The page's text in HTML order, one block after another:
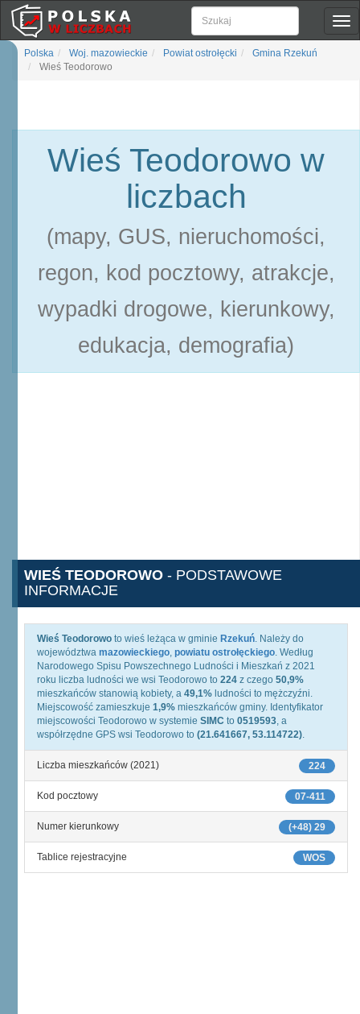
Polska Woj. mazowieckie Powiat ostrołęcki
Gmina Rzekuń
Wieś Teodorowo
Wieś Teodorowo w
liczbach
(mapy, GUS, nieruchomości,
regon, kod pocztowy, atrakcje,
wypadki drogowe, kierunkowy,
edukacja, demografia)
WIEŚ TEODOROWO - PODSTAWOWE
INFORMACJE
Wieś Teodorowo to wieś leżąca w gminie Rzekuń. Należy do
województwa mazowieckiego, powiatu ostrołęckiego. Według
Narodowego Spisu Powszechnego Ludności i Mieszkań z 2021
roku liczba ludności we wsi Teodorowo to 224 z czego 50,9%
mieszkańców stanowią kobiety, a 49,1% ludności to mężczyźni.
Miejscowość zamieszkuje 1,9% mieszkańców gminy. Identyfikator
miejscowości Teodorowo w systemie SIMC to 0519593, a
współrzędne GPS wsi Teodorowo to (21.641667, 53.114722).
224
Liczba mieszkańców (2021)
07-411
Kod pocztowy
(+48) 29
Numer kierunkowy
WOS
Tablice rejestracyjne